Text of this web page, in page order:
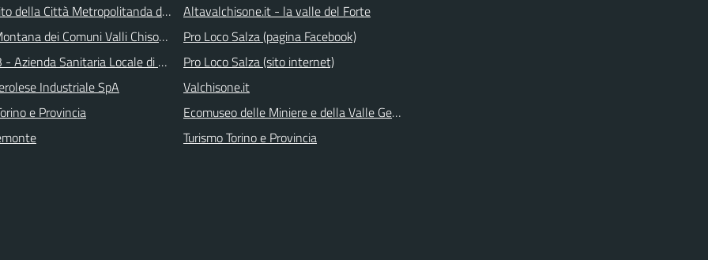
della Città Metropolitanda di Torino
dei Comuni Valli Chisone e Germanasca
- Azienda Sanitaria Locale di Collegno e Pinerolo
Industriale SpA
e Provincia
Altavalchisone.it - la valle del Forte
Pro Loco Salza (pagina Facebook)
Pro Loco Salza (sito internet)
Valchisone.it
Ecomuseo delle Miniere e della Valle Germanasca
Turismo Torino e Provincia